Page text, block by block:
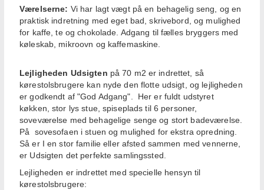
Værelserne: Vi har lagt vægt på en behagelig seng, og en
praktisk indretning med eget bad, skrivebord, og mulighed
for kaffe, te og chokolade. Adgang til fælles bryggers med
køleskab, mikroovn og kaffemaskine.
Lejligheden Udsigten på 70 m2 er indrettet, så
kørestolsbrugere kan nyde den flotte udsigt, og lejligheden
er godkendt af "God Adgang". Her er fuldt udstyret
køkken, stor lys stue, spiseplads til 6 personer,
soveværelse med behagelige senge og stort badeværelse.
På sovesofaen i stuen og mulighed for ekstra opredning.
Så er I en stor familie eller afsted sammen med vennerne,
er Udsigten det perfekte samlingssted.
Lejligheden er indrettet med specielle hensyn til
kørestolsbrugere: